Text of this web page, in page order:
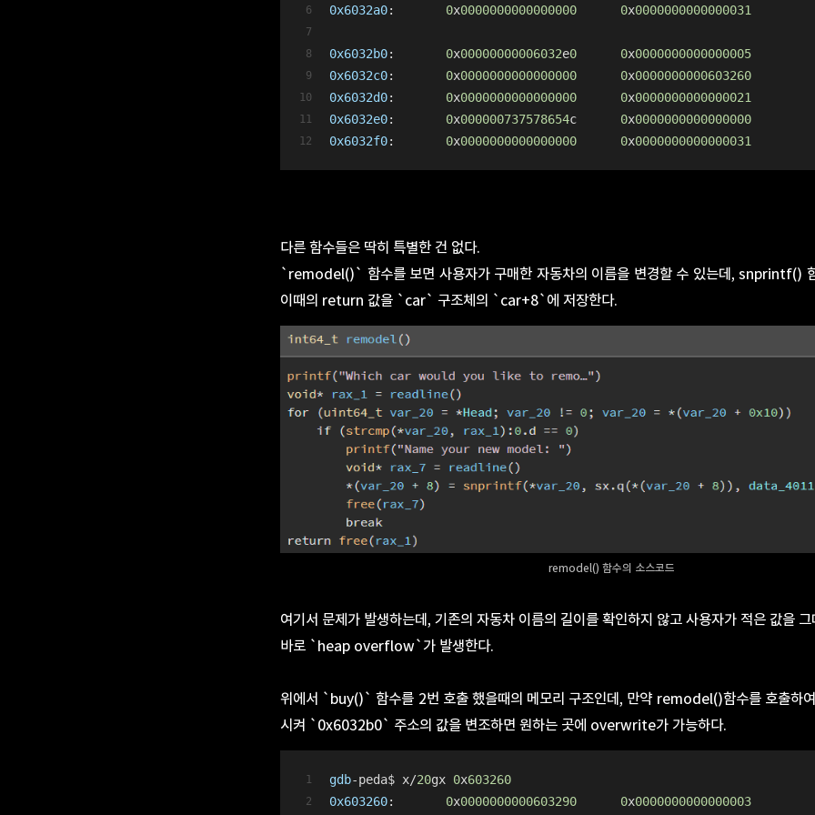
0x6032a0: 0x0000000000000000 0x0000000000000031
0x6032b0: 0x00000000006032e0 0x0000000000000005
0x6032c0: 0x0000000000000000 0x0000000000603260
0x6032d0: 0x0000000000000000 0x0000000000000021
0x6032e0: 0x000000737578654c 0x0000000000000000
0x6032f0: 0x0000000000000000 0x0000000000000031
다른 함수들은 딱히 특별한 건 없다.
`remodel()` 함수를 보면 사용자가 구매한 자동차의 이름을 변경할 수 있는데, snprintf()
이때의 return 값을 `car` 구조체의 `car+8`에 저장한다.
remodel() 함수의 소스코드
여기서 문제가 발생하는데, 기존의 자동차 이름의 길이를 확인하지 않고 사용자가 적은 값을
바로 `heap overflow`가 발생한다.
위에서 `buy()` 함수를 2번 호출 했을때의 메모리 구조인데, 만약 remodel()함수를 호출
시켜 `0x6032b0` 주소의 값을 변조하면 원하는 곳에 overwrite가 가능하다.
gdb-peda$ x/20gx 0x603260
0x603260: 0x0000000000603290 0x0000000000000003